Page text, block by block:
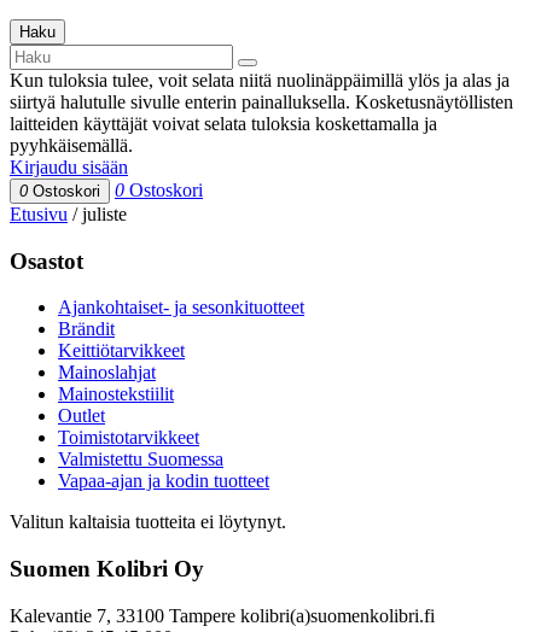
Haku
Kun tuloksia tulee, voit selata niitä nuolinäppäimillä ylös ja alas ja
siirtyä halutulle sivulle enterin painalluksella. Kosketusnäytöllisten
laitteiden käyttäjät voivat selata tuloksia koskettamalla ja
pyyhkäisemällä.
Kirjaudu sisään
0 Ostoskori 0 Ostoskori
Etusivu /juliste
Osastot
Ajankohtaiset- ja sesonkituotteet
Brändit
Keittiötarvikkeet
Mainoslahjat
Mainostekstiilit
Outlet
Toimistotarvikkeet
Valmistettu Suomessa
Vapaa-ajan ja kodin tuotteet
Valitun kaltaisia tuotteita ei löytynyt.
Suomen Kolibri Oy
Kalevantie 7, 33100 Tampere kolibri(a)suomenkolibri.fi